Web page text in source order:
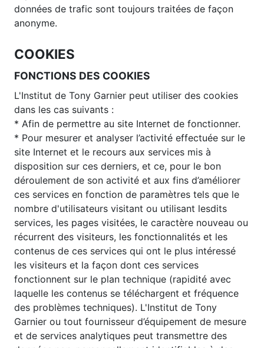
données de trafic sont toujours traitées de façon
anonyme.
COOKIES
FONCTIONS DES COOKIES
L'Institut de Tony Garnier peut utiliser des cookies
dans les cas suivants :
* Afin de permettre au site Internet de fonctionner.
* Pour mesurer et analyser l’activité effectuée sur le
site Internet et le recours aux services mis à
disposition sur ces derniers, et ce, pour le bon
déroulement de son activité et aux fins d’améliorer
ces services en fonction de paramètres tels que le
nombre d'utilisateurs visitant ou utilisant lesdits
services, les pages visitées, le caractère nouveau ou
récurrent des visiteurs, les fonctionnalités et les
contenus de ces services qui ont le plus intéressé
les visiteurs et la façon dont ces services
fonctionnent sur le plan technique (rapidité avec
laquelle les contenus se téléchargent et fréquence
des problèmes techniques). L'Institut de Tony
Garnier ou tout fournisseur d’équipement de mesure
et de services analytiques peut transmettre des